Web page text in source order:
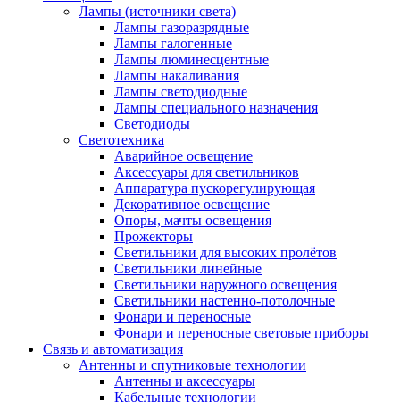
Лампы (источники света)
Лампы газоразрядные
Лампы галогенные
Лампы люминесцентные
Лампы накаливания
Лампы светодиодные
Лампы специального назначения
Светодиоды
Светотехника
Аварийное освещение
Аксессуары для светильников
Аппаратура пускорегулирующая
Декоративное освещение
Опоры, мачты освещения
Прожекторы
Светильники для высоких пролётов
Светильники линейные
Светильники наружного освещения
Светильники настенно-потолочные
Фонари и переносные
Фонари и переносные световые приборы
Связь и автоматизация
Антенны и спутниковые технологии
Антенны и аксессуары
Кабельные технологии